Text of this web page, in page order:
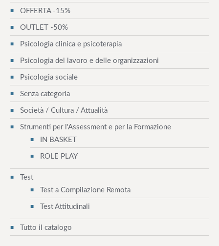
e
a
r
t
i
c
o
OFFERTA -15%
OUTLET -50%
Psicologia clinica e psicoterapia
Psicologia del lavoro e delle organizzazioni
Psicologia sociale
Senza categoria
Società / Cultura / Attualità
Strumenti per l'Assessment e per la Formazione
IN BASKET
ROLE PLAY
Test
Test a Compilazione Remota
Test Attitudinali
Tutto il catalogo